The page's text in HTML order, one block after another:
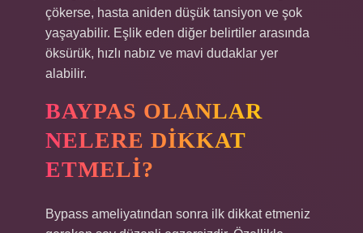
çökerse, hasta aniden düşük tansiyon ve şok
yaşayabilir. Eşlik eden diğer belirtiler arasında
öksürük, hızlı nabız ve mavi dudaklar yer
alabilir.
BAYPAS OLANLAR
NELERE DIKKAT
ETMELI?
Bypass ameliyatından sonra ilk dikkat etmeniz